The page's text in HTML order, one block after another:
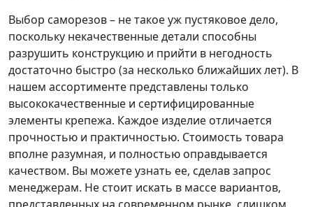
Выбор саморезов – не такое уж пустяковое дело,
поскольку некачественные детали способны
разрушить конструкцию и прийти в негодность
достаточно быстро (за несколько ближайших лет). В
нашем ассортименте представлены только
высококачественные и сертифицированные
элементы крепежа. Каждое изделие отличается
прочностью и практичностью. Стоимость товара
вполне разумная, и полностью оправдывается
качеством. Вы можете узнать ее, сделав запрос
менеджерам. Не стоит искать в массе вариантов,